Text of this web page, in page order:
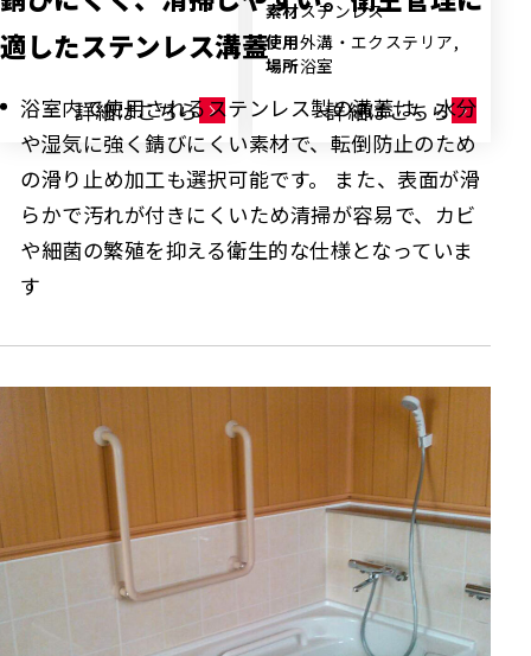
詳細はこちら
素材ステンレス
使用
場所
外溝・エクステリア,
浴室
詳細はこちら
適したステンレス溝蓋
浴室内で使用されるステンレス製の溝蓋は、水分
や湿気に強く錆びにくい素材で、転倒防止のため
の滑り止め加工も選択可能です。 また、表面が滑
らかで汚れが付きにくいため清掃が容易で、カビ
や細菌の繁殖を抑える衛生的な仕様となっていま
す